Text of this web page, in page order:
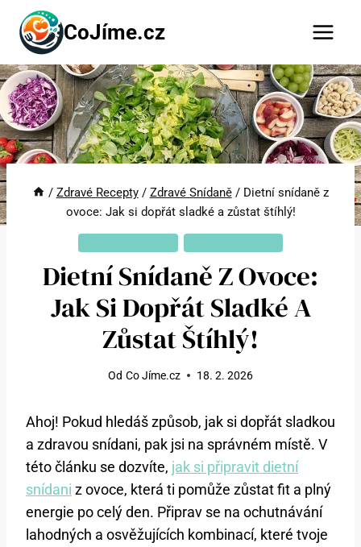
Přeskočit
obsah
CoJíme.cz
/ Zdravé Recepty / Zdravé Snídaně / Dietní snídaně z
ovoce: Jak si dopřát sladké a zůstat štíhlý!
Dietní Snídaně Z Ovoce:
Jak Si Dopřát Sladké A
Zůstat Štíhlý!
Od Co Jíme.cz 18. 2. 2026
Ahoj! Pokud hledáš způsob, jak si dopřát sladkou
a zdravou snídani, pak jsi na správném místě. V
této článku se dozvíte, jak si připravit dietní
snídani z ovoce, která ti pomůže zůstat fit a plný
energie po celý den. Připrav se na ochutnávání
lahodných a osvěžujících kombinací, které tvoje